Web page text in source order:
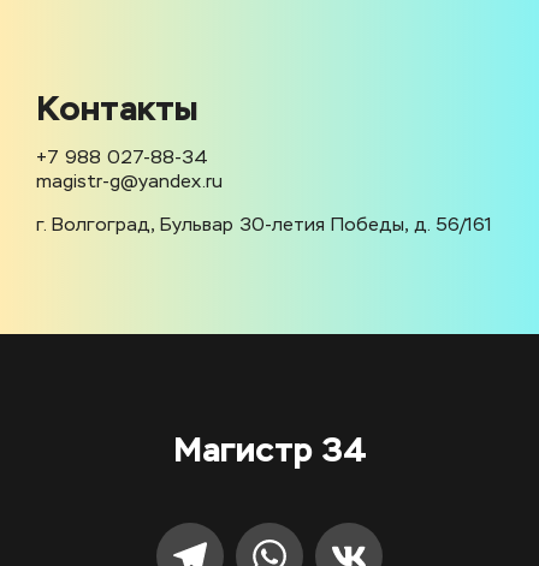
Контакты
+7 988 027-88-34
magistr-g@yandex.ru
г. Волгоград, Бульвар 30-летия Победы, д. 56/161
Магистр 34